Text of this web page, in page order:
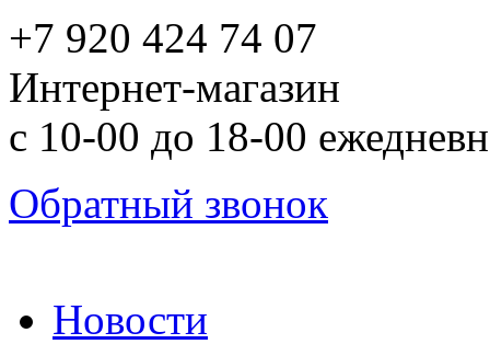
+7 920 424 74 07
Интернет-магазин
с 10-00 до 18-00
Обратный звонок
Новости